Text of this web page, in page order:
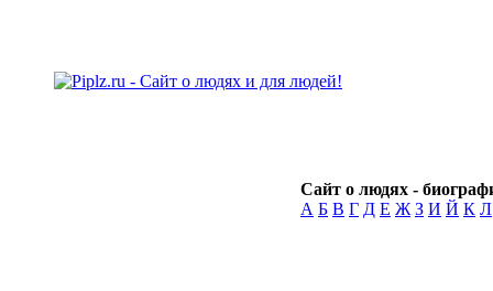
Сайт о людях -
А Б В Г Д Е Ж З И Й К Л